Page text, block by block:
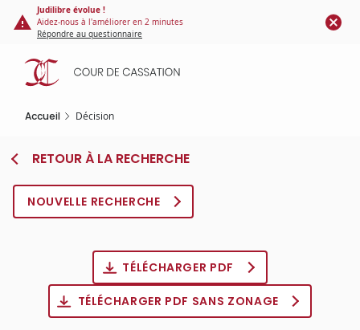
Panneau de gestion des cookies
contenu
principal
Judilibre évolue !
Aidez-nous à l'améliorer en 2 minutes
Répondre au questionnaire
Accueil Décision
RETOUR À LA RECHERCHE
NOUVELLE RECHERCHE
TÉLÉCHARGER PDF
TÉLÉCHARGER PDF SANS ZONAGE